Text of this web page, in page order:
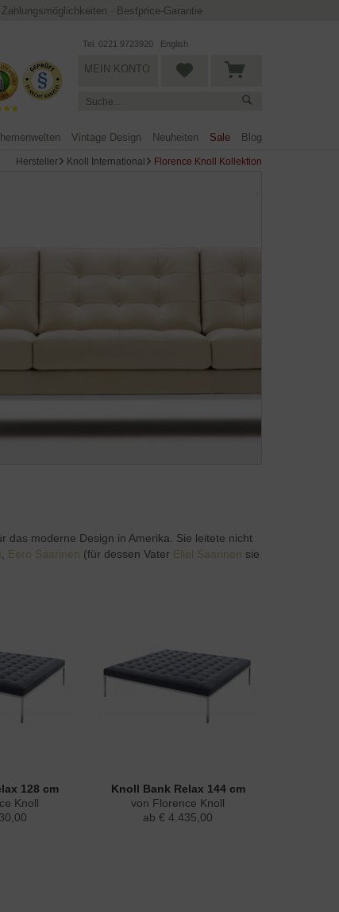
· Bestprice-Garantie
Tel. 0221 9723920 English
MEIN KONTO
Vintage Design Neuheiten Sale Blog
Hersteller Knoll International Florence Knoll Kollektion
das moderne Design in Amerika. Sie leitete nicht
, Eero Saarinen (für dessen Vater Eliel Saarinen sie
128 cm
Knoll
Knoll Bank Relax 144 cm
von Florence Knoll
ab € 4.435,00